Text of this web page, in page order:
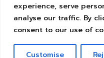
experience, serve
analyse our traffic. By
consent to our use of
Customise
Terms of
© 2026 All